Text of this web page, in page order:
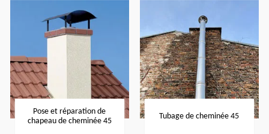
Pose et réparation de
chapeau de cheminée 45
Tubage de cheminée 45